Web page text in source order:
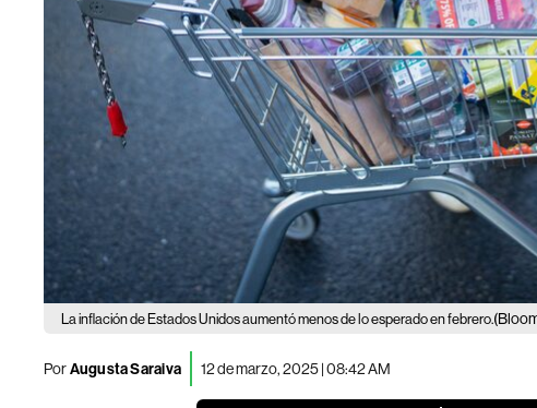
La inflación de Estados Unidos aumentó menos de lo esperado en febrero.
PorAugusta Saraiva 12 de marzo, 2025 | 08:42 AM